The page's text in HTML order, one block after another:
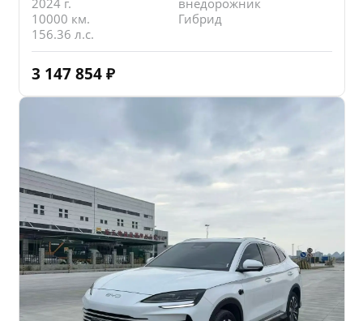
2024 г.
внедорожник
10000 км.
Гибрид
156.36 л.с.
3 147 854 ₽